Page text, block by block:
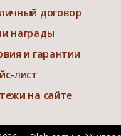
договор
награды
и гарантии
лист
на сайте